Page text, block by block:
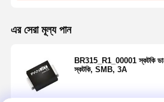
এর সেরা মূল্য পান
BR315_R1_00001 স্কটকি
স্কটকি, SMB, 3A